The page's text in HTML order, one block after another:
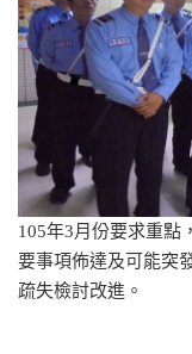
105年3月份要求重點
要事項佈達及可能突
疏失檢討改進。